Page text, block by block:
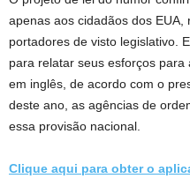
apenas aos cidadãos dos
portadores de visto legislativo.
para relatar seus esforços
em inglês, de acordo com o
deste ano, as agências de
essa provisão nacional.
Clique aqui para obter o